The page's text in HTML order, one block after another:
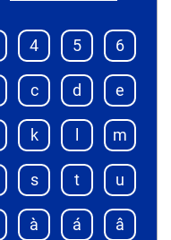
4 5 6
c d e
k m
s t u
à á â